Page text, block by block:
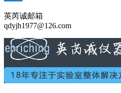
英芮诚邮箱
qdyjh1977@126.com